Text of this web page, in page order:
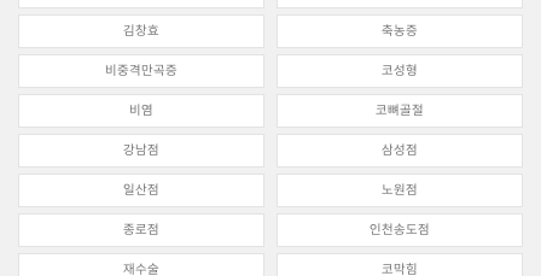
김창효 축농증
비중격만곡증 코성형
비염 코뼈골절
강남점 삼성점
일산점 노원점
종로점 인천송도점
재수술 코막힘